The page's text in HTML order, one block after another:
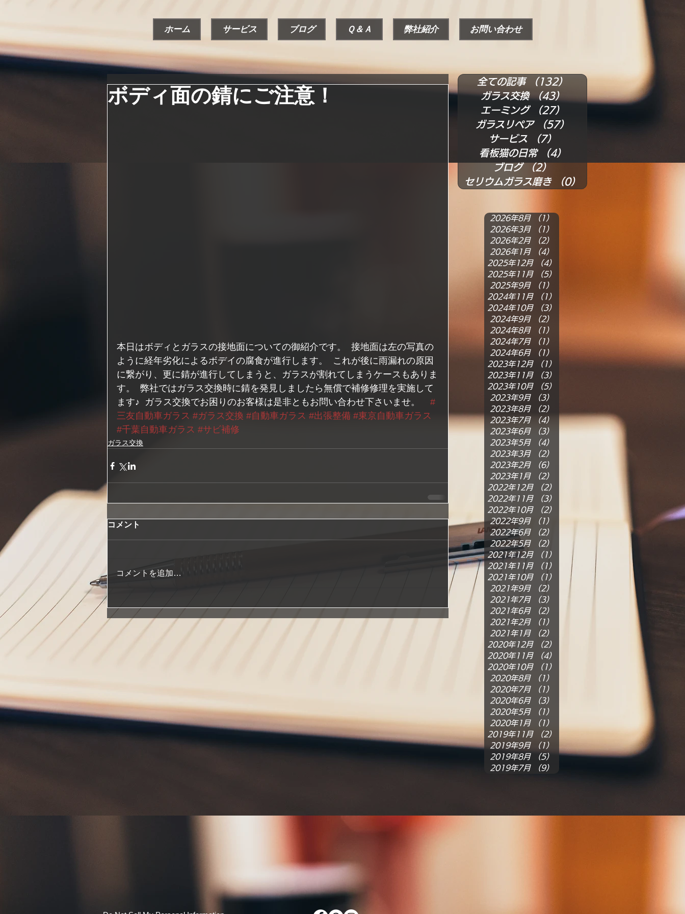
ホーム サービス ブログ Ｑ＆Ａ 弊社紹介 お問い合わせ
ボディ面の錆にご注意！
本日はボディとガラスの接地面についての御紹介です。  接地面は左の写真の
ように経年劣化によるボデイの腐食が進行します。  これが後に雨漏れの原因
に繋がり、更に錆が進行してしまうと、ガラスが割れてしまうケースもありま
す。  弊社ではガラス交換時に錆を発見しましたら無償で補修修理を実施して
ます♪  ガラス交換でお困りのお客様は是非ともお問い合わせ下さいませ。 #
三友自動車ガラス #ガラス交換 #自動車ガラス #出張整備 #東京自動車ガラス
#千葉自動車ガラス #サビ補修
ガラス交換
コメント
コメントを追加…
全ての記事 （132）
132件の記事
ガラス交換 （43）
43件の記事
エーミング
（27）
ガラスリペア
（57）
サービス
（7）
看板猫の日常
（4）
ブログ
（2）
セリウムガラス磨き
（0）
2026年8月 （1）
1件の記事
2026年3月
（1）
2026年2月
（2）
2026年1月
（4）
2025年12月
（4）
2025年11月
（5）
2025年9月
（1）
2024年11月
（1）
2024年10月
（3）
2024年9月
（2）
2024年8月
（1）
2024年7月
（1）
2024年6月
（1）
2023年12月
（1）
2023年11月
（3）
2023年10月
（5）
2023年9月
（3）
2023年8月
（2）
2023年7月
（4）
4件の記事
2023年6月
（3）
3件の記事
2023年5月
（4）
2023年3月
（2）
2023年2月
（6）
2023年1月
（2）
2022年12月
（2）
2022年11月
（3）
2022年10月
（2）
2022年9月
（1）
2022年6月
（2）
2022年5月
（2）
2021年12月
（1）
1件の記事
2021年11月
（1）
1件の記事
2021年10月
（1）
1件の記事
2021年9月
（2）
2021年7月
（3）
2021年6月
（2）
2021年2月
（1）
2021年1月
（2）
2020年12月
（2）
2020年11月
（4）
2020年10月
（1）
2020年8月
（1）
2020年7月
（1）
2020年6月
（3）
2020年5月
（1）
2020年1月
（1）
2019年11月
（2）
2019年9月
（1）
2019年8月
（5）
5件の記事
2019年7月
（9）